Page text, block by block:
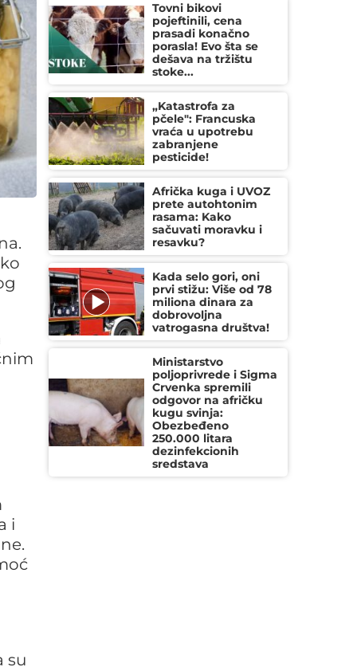
i
su
Tovni bikovi
pojeftinili, cena
prasadi konačno
porasla! Evo šta se
dešava na tržištu
stoke...
„Katastrofa za
pčele": Francuska
vraća u upotrebu
zabranjene
pesticide!
Afrička kuga i UVOZ
prete autohtonim
rasama: Kako
sačuvati moravku i
resavku?
Kada selo gori, oni
prvi stižu: Više od 78
miliona dinara za
dobrovoljna
vatrogasna društva!
Ministarstvo
poljoprivrede i Sigma
Crvenka spremili
odgovor na afričku
kugu svinja:
Obezbeđeno
250.000 litara
dezinfekcionih
sredstava